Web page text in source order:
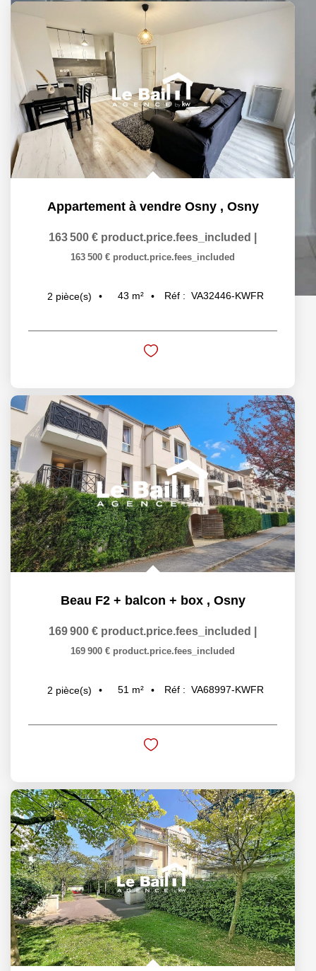
Appartement à vendre Osny , Osny
163 500 € product.price.fees_included
163 500 € product.price.fees_included
2 pièce(s) 43 m² Réf : VA32446-KWFR
Beau F2 + balcon + box , Osny
169 900 € product.price.fees_included
169 900 € product.price.fees_included
2 pièce(s) 51 m² Réf : VA68997-KWFR